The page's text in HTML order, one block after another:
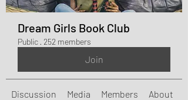
Dream Girls Book Club
Public · 252 members
Join
Discussion Media Members About